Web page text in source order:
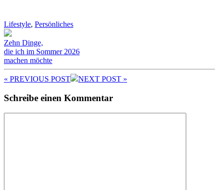
Lifestyle, Persönliches
Zehn Dinge,
die ich im Sommer 2026
machen möchte
« PREVIOUS POST NEXT POST »
Schreibe einen Kommentar